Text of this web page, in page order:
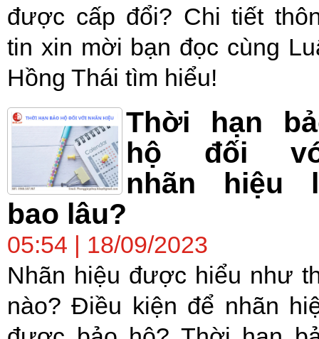
được cấp đổi? Chi tiết
tin xin mời bạn đọc cùng
Hồng Thái tìm hiểu!
Thời hạn
hộ đối
nhãn hiệu
bao lâu?
05:54 | 18/09/2023
Nhãn hiệu được hiểu như
nào? Điều kiện để nhãn